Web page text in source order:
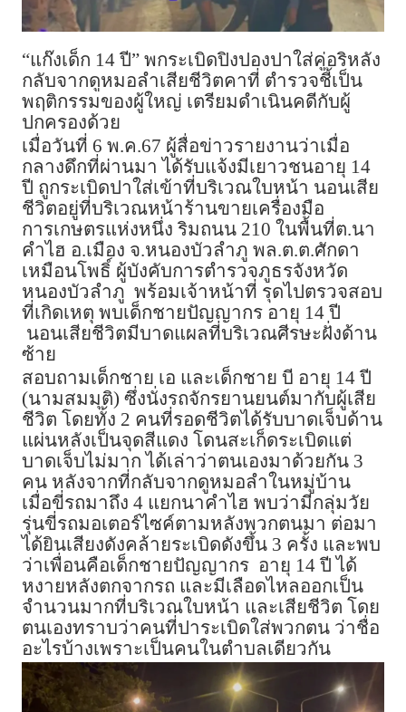
“แก๊งเด็ก 14 ปี” พกระเบิดปิงปองปาใส่คู่อริหลัง
กลับจากดูหมอลำเสียชีวิตคาที่ ตำรวจชี้เป็น
พฤติกรรมของผู้ใหญ่ เตรียมดำเนินคดีกับผู้
ปกครองด้วย
เมื่อวันที่ 6 พ.ค.67 ผู้สื่อข่าวรายงานว่าเมื่อ
กลางดึกที่ผ่านมา ได้รับแจ้งมีเยาวชนอายุ 14
ปี ถูกระเบิดปาใส่เข้าที่บริเวณใบหน้า นอนเสีย
ชีวิตอยู่ที่บริเวณหน้าร้านขายเครื่องมือ
การเกษตรแห่งหนึ่ง ริมถนน 210 ในพื้นที่ต.นา
คำไฮ อ.เมือง จ.หนองบัวลำภู พล.ต.ต.ศักดา
เหมือนโพธิ์ ผู้บังคับการตำรวจภูธรจังหวัด
หนองบัวลำภู พร้อมเจ้าหน้าที่ รุดไปตรวจสอบ
ที่เกิดเหตุ พบเด็กชายปัญญากร อายุ 14 ปี
นอนเสียชีวิตมีบาดแผลที่บริเวณศีรษะฝั่งด้าน
ซ้าย
สอบถามเด็กชาย เอ และเด็กชาย บี อายุ 14 ปี
(นามสมมุติ) ซึ่งนั่งรถจักรยานยนต์มากับผู้เสีย
ชีวิต โดยทั้ง 2 คนที่รอดชีวิตได้รับบาดเจ็บด้าน
แผ่นหลังเป็นจุดสีแดง โดนสะเก็ดระเบิดแต่
บาดเจ็บไม่มาก ได้เล่าว่าตนเองมาด้วยกัน 3
คน หลังจากที่กลับจากดูหมอลำในหมู่บ้าน
เมื่อขี่รถมาถึง 4 แยกนาคำไฮ พบว่ามีกลุ่มวัย
รุ่นขี่รถมอเตอร์ไซค์ตามหลังพวกตนมา ต่อมา
ได้ยินเสียงดังคล้ายระเบิดดังขึ้น 3 ครั้ง และพบ
ว่าเพื่อนคือเด็กชายปัญญากร อายุ 14 ปี ได้
หงายหลังตกจากรถ และมีเลือดไหลออกเป็น
จำนวนมากที่บริเวณใบหน้า และเสียชีวิต โดย
ตนเองทราบว่าคนที่ปาระเบิดใส่พวกตน ว่าชื่อ
อะไรบ้างเพราะเป็นคนในตำบลเดียวกัน